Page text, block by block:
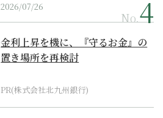
2026/07/26
No.
金利上昇を機に、『守るお金』の
置き場所を再検討
PR(株式会社北九州銀行)